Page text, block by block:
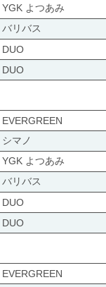
YGK よつあみ
バリバス
DUO
DUO
EVERGREEN
シマノ
YGK よつあみ
バリバス
DUO
DUO
EVERGREEN